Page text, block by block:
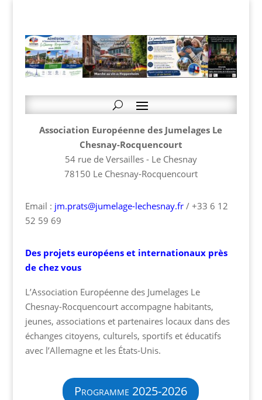
Association Européenne des Jumelages Le
Chesnay-Rocquencourt
54 rue de Versailles - Le Chesnay
78150 Le Chesnay-Rocquencourt
Email : jm.prats@jumelage-lechesnay.fr/ +33 6 12
52 59 69
Des projets européens et internationaux près
de chez vous
L’Association Européenne des Jumelages Le
Chesnay-Rocquencourt accompagne habitants,
jeunes, associations et partenaires locaux dans des
échanges citoyens, culturels, sportifs et éducatifs
avec l’Allemagne et les États-Unis.
Programme 2025-2026